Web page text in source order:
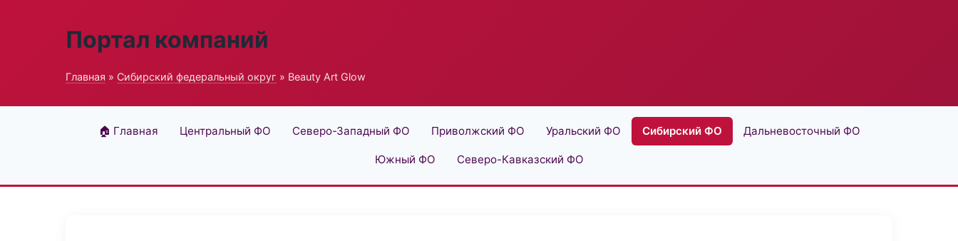
Портал компаний
Главная » Сибирский федеральный округ » Beauty Art Glow
🏠 Главная Центральный ФО Северо-Западный ФО Приволжский ФО Уральский ФО Сибирский ФО Дальневосточный ФО
Южный ФО Северо-Кавказский ФО